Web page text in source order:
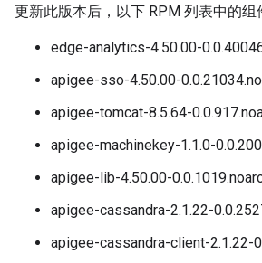
更新此版本后，以下 RPM 列表中的组
edge-analytics-4.50.00-
apigee-sso-4.50.00-
apigee-tomcat-8.5.64-
apigee-machinekey-1.1.0-
apigee-lib-4.50.00-
apigee-cassandra-2.1.22-
apigee-cassandra-client-2.1.22-